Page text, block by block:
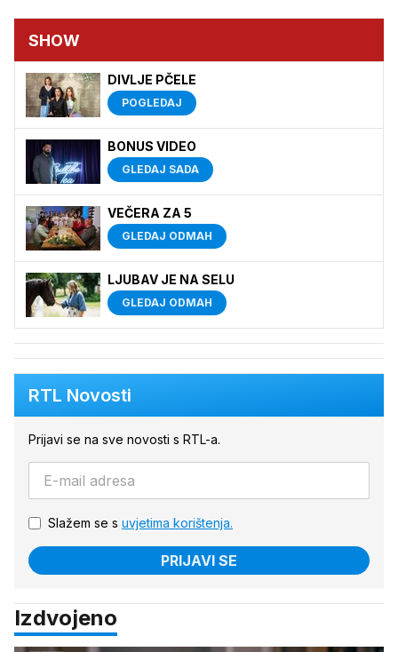
SHOW
DIVLJE PČELE
POGLEDAJ
BONUS VIDEO
GLEDAJ SADA
VEČERA ZA 5
GLEDAJ ODMAH
LJUBAV JE NA SELU
GLEDAJ ODMAH
RTL Novosti
Prijavi se na sve novosti s RTL-a.
Slažem se s uvjetima korištenja.
PRIJAVI SE
Izdvojeno